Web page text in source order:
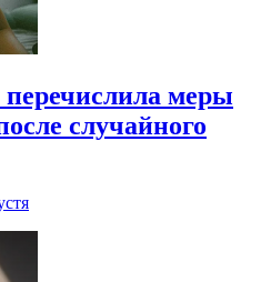
меры
случайного